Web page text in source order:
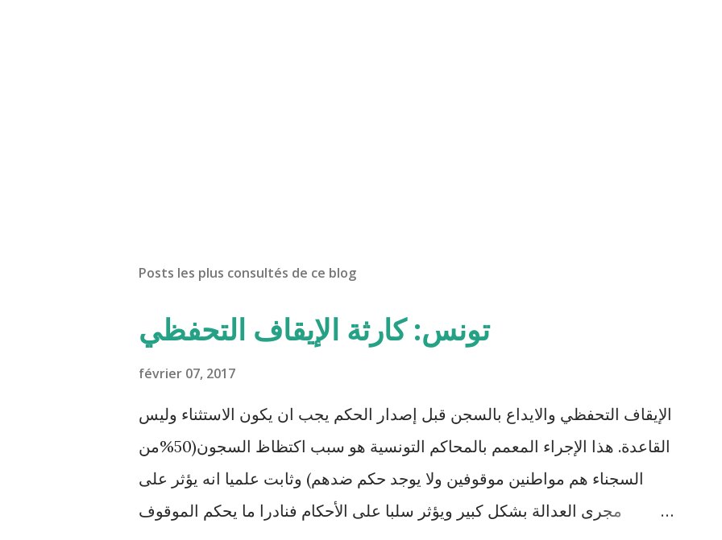
Posts les plus consultés de ce blog
تونس: كارثة الإيقاف التحفظي
février 07, 2017
الإيقاف التحفظي والايداع بالسجن قبل إصدار الحكم يجب ان يكون الاستثناء وليس
القاعدة. هذا الإجراء المعمم بالمحاكم التونسية هو سبب اكتظاظ السجون(50%من
السجناء هم مواطنين موقوفين ولا يوجد حكم ضدهم) وثابت علميا انه يؤثر على
مجرى العدالة بشكل كبير ويؤثر سلبا على الأحكام فنادرا ما يحكم الموقوف